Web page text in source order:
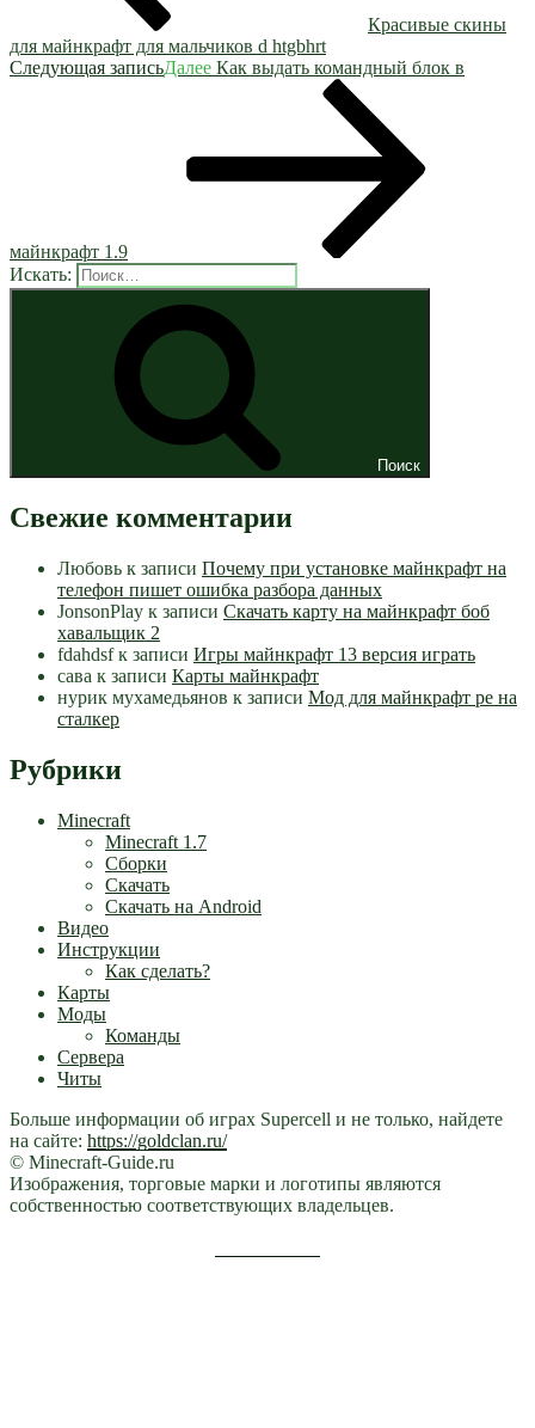
Красивые скины
для майнкрафт для мальчиков d htgbhrt
Следующая записьДалее Как выдать командный блок в
майнкрафт 1.9
Искать:
Поиск
Свежие комментарии
Любовь к записи Почему при установке майнкрафт на
телефон пишет ошибка разбора данных
JonsonPlay к записи Скачать карту на майнкрафт боб
хавальщик 2
fdahdsfк записи Игры майнкрафт 13 версия играть
сава к записи Карты майнкрафт
нурик мухамедьянов к записи Мод для майнкрафт pe на
сталкер
Рубрики
Minecraft
Minecraft 1.7
Сборки
Скачать
Скачать на Android
Видео
Инструкции
Как сделать?
Карты
Моды
Команды
Сервера
Читы
Больше информации об играх Supercell и не только, найдете
на сайте: https://goldclan.ru/
© Minecraft-Guide.ru
Изображения, торговые марки и логотипы являются
собственностью соответствующих владельцев.